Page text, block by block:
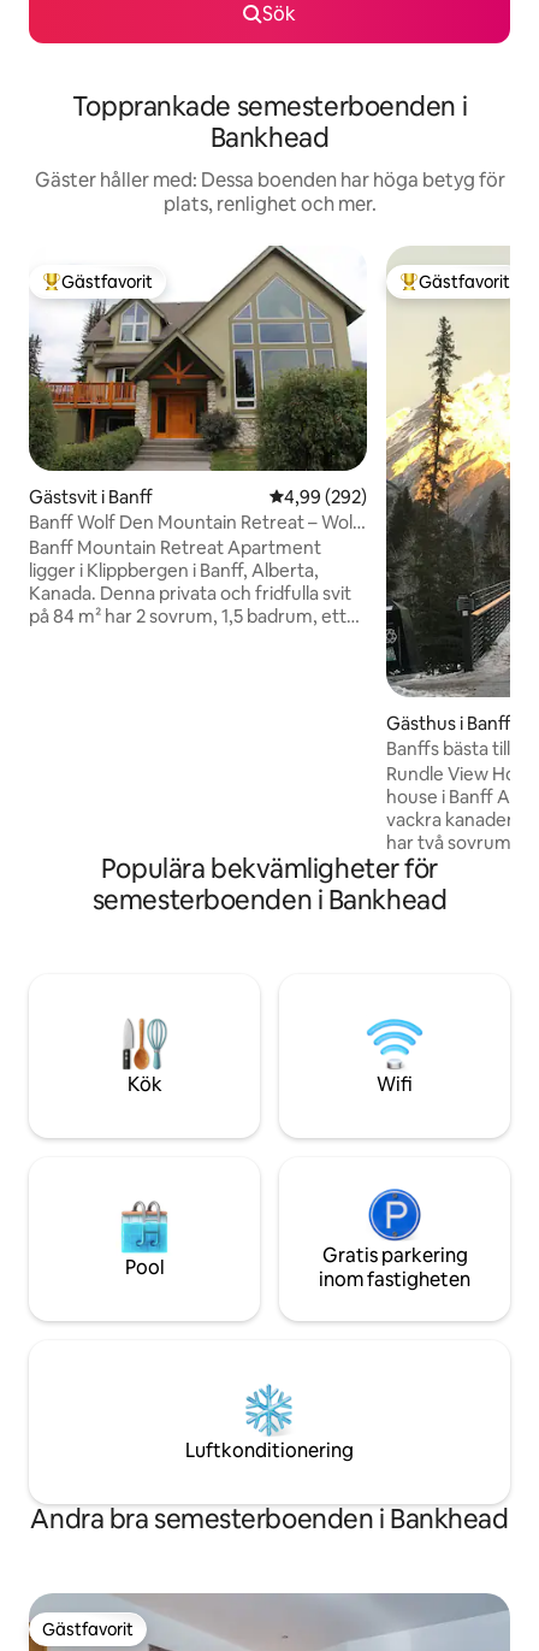
Sök
Topprankade semesterboenden i
Bankhead
Gäster håller med: Dessa boenden har höga betyg för
plats, renlighet och mer.
Populär gästfavorit
Gästfavorit
Gästsvit i Banff 4,99 av 5 i genomsnittligt
4,99 (292)
Banff Wolf Den Mountain Retreat – Wolf
Den BnB
Banff Mountain Retreat Apartment
ligger i Klippbergen i Banff, Alberta,
Kanada. Denna privata och fridfulla svit
på 84 m² har 2 sovrum, 1,5 badrum, ett
Populär
Gästfavorit
Gästhus i Banff
Banffs bästa
Laneway House
Rundle View
house i Banff
vackra
har två sovrum,
utsikt över
från det öppna
och matplats.
vandringsleder.
paradis!!
Populära bekvämligheter för
semesterboenden i Bankhead
Kök Wifi
Pool
Gratis parkering
inom fastigheten
Luftkonditionering
Andra bra semesterboenden i Bankhead
Gästfavorit
Gästfavorit